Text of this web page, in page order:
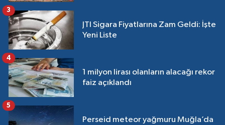
JTI Sigara Fiyatlarına Zam Geldi: İşte
Yeni Liste
3
1 milyon lirası olanların alacağı rekor
faiz açıklandı
4
Perseid meteor yağmuru Muğla’da
5